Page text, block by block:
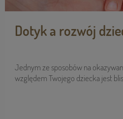
Dotyk a rozwój
Jednym ze sposobów na
względem Twojego dziecka jest